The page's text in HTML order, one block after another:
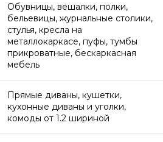
Обувницы, вешалки, полки,
бельевицы, журнальные столики,
стулья, кресла на
металлокаркасе, пуфы, тумбы
прикроватные, бескаркасная
мебель
Прямые диваны, кушетки,
кухонные диваны и уголки,
комоды от 1.2 шириной